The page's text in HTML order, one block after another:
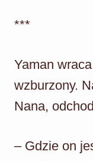
***
Yaman
wzburzony.
Nana,
– Gdzie on